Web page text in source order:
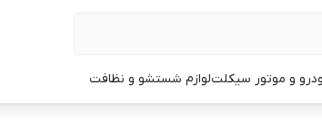
و موتور سیکلتلوازم شستشو و نظافت